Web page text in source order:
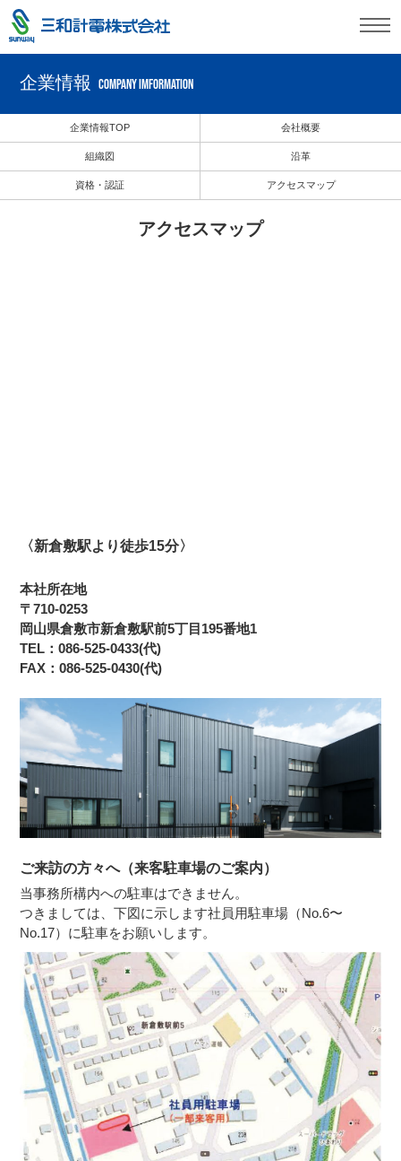
企業情報 COMPANY IMFORMATION
企業情報TOP 会社概要
組織図 沿革
資格・認証 アクセスマップ
アクセスマップ
〈新倉敷駅より徒歩15分〉
本社所在地
〒710-0253
岡山県倉敷市新倉敷駅前5丁目195番地1
TEL：086-525-0433(代)
FAX：086-525-0430(代)
ご来訪の方々へ（来客駐車場のご案内）
当事務所構内への駐車はできません。
つきましては、下図に示します社員用駐車場（No.6〜
No.17）に駐車をお願いします。